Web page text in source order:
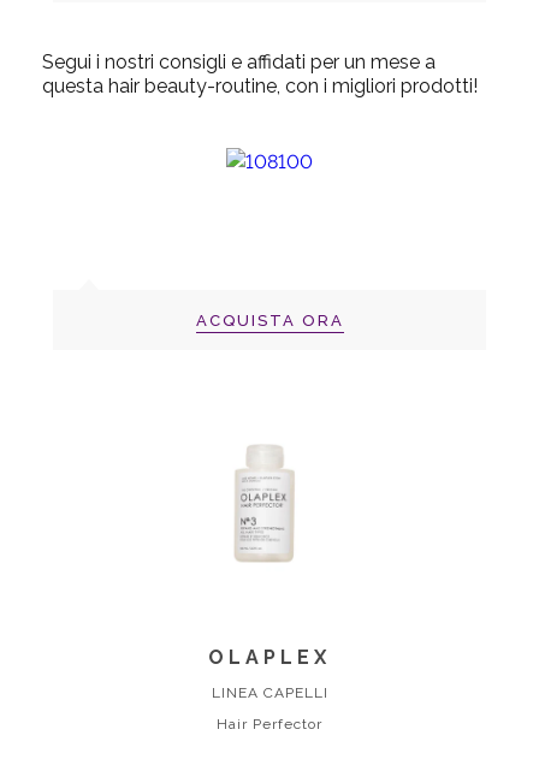
Segui i nostri consigli e affidati per un mese a
questa hair beauty-routine, con i migliori prodotti!
ACQUISTA ORA
OLAPLEX
LINEA CAPELLI
Hair Perfector